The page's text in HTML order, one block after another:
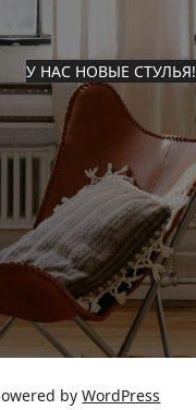
У НАС НОВЫЕ СТУЛЬЯ!
byWordPress